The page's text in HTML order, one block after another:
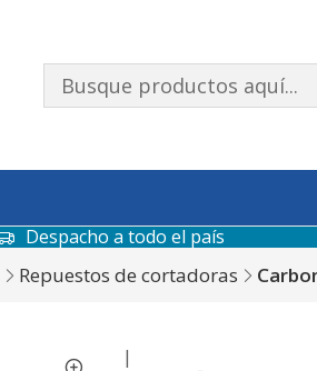
Despacho a todo el país
Repuestos de cortadoras
|